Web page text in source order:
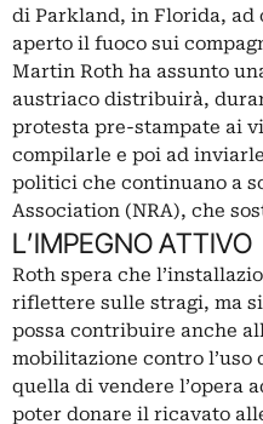
di Parkland, in Florida, ad
aperto il fuoco sui
Martin Roth ha assunto
austriaco distribuirà,
protesta pre-stampate ai
compilarle e poi ad
politici che continuano a
Association (NRA), che
L’IMPEGNO ATTIVO
Roth spera che
riflettere sulle stragi, ma
possa contribuire anche
mobilitazione contro l’uso
quella di vendere l’opera
poter donare il ricavato